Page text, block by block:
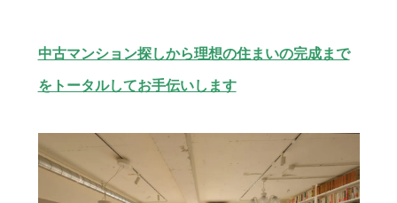
中古マンション探しから理想の住まいの完成まで
をトータルしてお手伝いします